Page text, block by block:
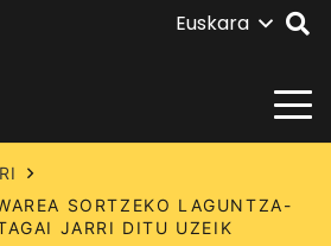
Euskara
SORTZEKO LAGUNTZA-
JARRI DITU UZEIK